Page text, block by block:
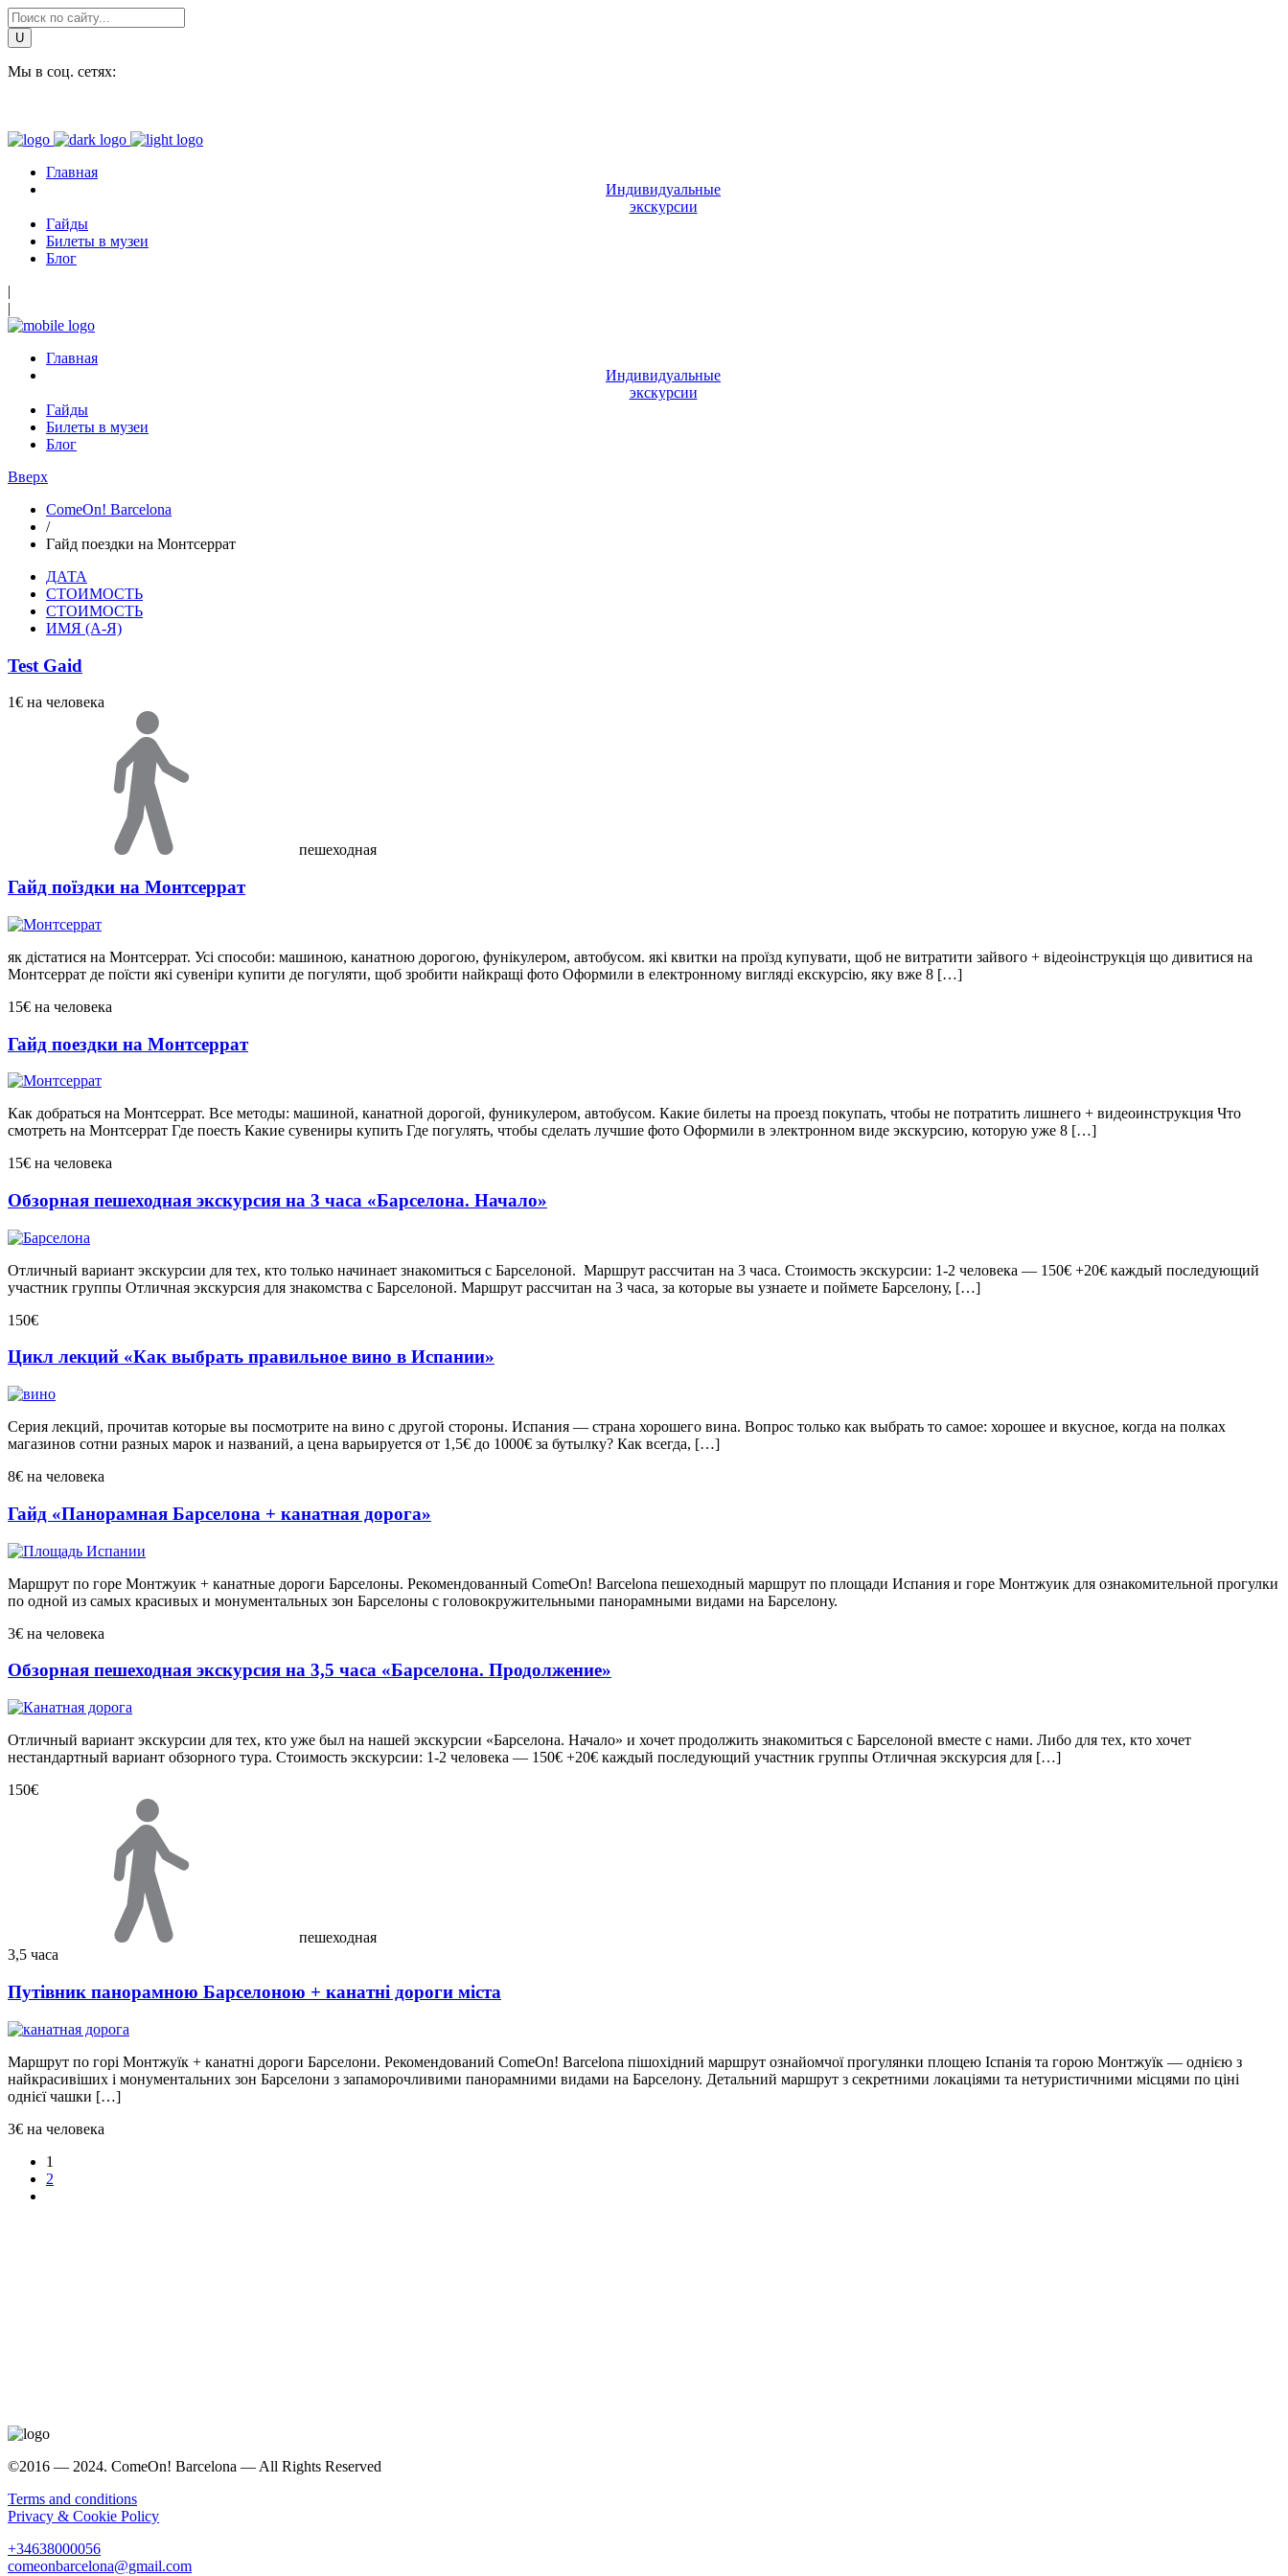
Мы в соц. сетях:
Главная
Индивидуальные
экскурсии
Гайды
Билеты в музеи
Блог
|
|
Главная
Индивидуальные
экскурсии
Гайды
Билеты в музеи
Блог
Вверх
ComeOn! Barcelona
/
Гайд поездки на Монтсеррат
ДАТА
СТОИМОСТЬ
СТОИМОСТЬ
ИМЯ (А-Я)
Test Gaid
1€ на человека
пешеходная
Гайд поїздки на Монтсеррат
як дістатися на Монтсеррат. Усі способи: машиною, канатною дорогою, фунікулером, автобусом. які квитки на проїзд купувати, щоб не витратити зайвого + відеоінструкція що дивитися на
Монтсеррат де поїсти які сувеніри купити де погуляти, щоб зробити найкращі фото Оформили в електронному вигляді екскурсію, яку вже 8 […]
15€ на человека
Гайд поездки на Монтсеррат
Как добраться на Монтсеррат. Все методы: машиной, канатной дорогой, фуникулером, автобусом. Какие билеты на проезд покупать, чтобы не потратить лишнего + видеоинструкция Что
смотреть на Монтсеррат Где поесть Какие сувениры купить Где погулять, чтобы сделать лучшие фото Оформили в электронном виде экскурсию, которую уже 8 […]
15€ на человека
Обзорная пешеходная экскурсия на 3 часа «Барселона. Начало»
Отличный вариант экскурсии для тех, кто только начинает знакомиться с Барселоной. Маршрут рассчитан на 3 часа. Стоимость экскурсии: 1-2 человека — 150€ +20€ каждый последующий
участник группы Отличная экскурсия для знакомства с Барселоной. Маршрут рассчитан на 3 часа, за которые вы узнаете и поймете Барселону, […]
150€
Цикл лекций «Как выбрать правильное вино в Испании»
Серия лекций, прочитав которые вы посмотрите на вино с другой стороны. Испания — страна хорошего вина. Вопрос только как выбрать то самое: хорошее и вкусное, когда на полках
магазинов сотни разных марок и названий, а цена варьируется от 1,5€ до 1000€ за бутылку? Как всегда, […]
8€ на человека
Гайд «Панорамная Барселона + канатная дорога»
Маршрут по горе Монтжуик + канатные дороги Барселоны. Рекомендованный ComeOn! Barcelona пешеходный маршрут по площади Испания и горе Монтжуик для ознакомительной прогулки
по одной из самых красивых и монументальных зон Барселоны с головокружительными панорамными видами на Барселону.
3€ на человека
Обзорная пешеходная экскурсия на 3,5 часа «Барселона. Продолжение»
Отличный вариант экскурсии для тех, кто уже был на нашей экскурсии «Барселона. Начало» и хочет продолжить знакомиться с Барселоной вместе с нами. Либо для тех, кто хочет
нестандартный вариант обзорного тура. Стоимость экскурсии: 1-2 человека — 150€ +20€ каждый последующий участник группы Отличная экскурсия для […]
150€
пешеходная
3,5 часа
Путівник панорамною Барселоною + канатні дороги міста
Маршрут по горі Монтжуїк + канатні дороги Барселони. Рекомендований ComeOn! Barcelona пішохідний маршрут ознайомчої прогулянки площею Іспанія та горою Монтжуїк — однією з
найкрасивіших і монументальних зон Барселони з запаморочливими панорамними видами на Барселону. Детальний маршрут з секретними локаціями та нетуристичними місцями по ціні
однієї чашки […]
3€ на человека
1
2
©2016 — 2024. ComeOn! Barcelona — All Rights Reserved
Terms and conditions
Privacy & Cookie Policy
+34638000056
comeonbarcelona@gmail.com